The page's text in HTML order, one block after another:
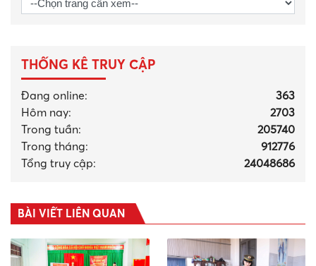
THỐNG KÊ TRUY CẬP
Đang online:
363
Hôm nay:
2703
Trong tuần:
205740
Trong tháng:
912776
Tổng truy cập:
24048686
BÀI VIẾT LIÊN QUAN